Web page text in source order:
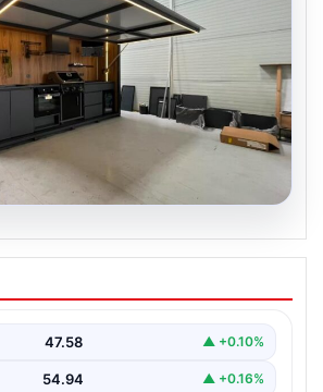
alanlarında Konfor ve
Tasarımları
ulaşmıştır. Bahçeyle
47.58 ▲ +0.10%
54.94 ▲ +0.16%